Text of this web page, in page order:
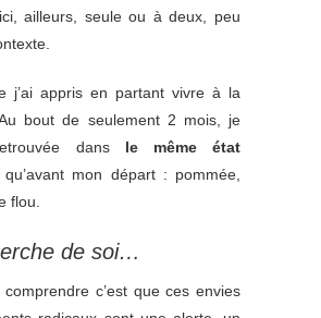
ailleurs, seule ou à deux, peu
j’ai appris en partant vivre à la
bout de seulement 2 mois, je
dans le même état
qu’avant mon départ : pommée,
flou.
de soi…
comprendre c’est que ces envies